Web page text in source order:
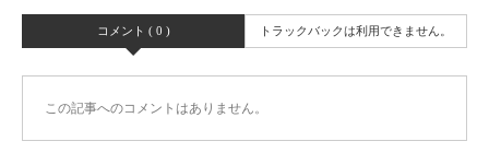
コメント ( 0 ) トラックバックは利用できません。
この記事へのコメントはありません。